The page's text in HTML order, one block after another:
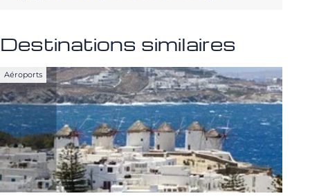
Destinations similaires
Aéroports